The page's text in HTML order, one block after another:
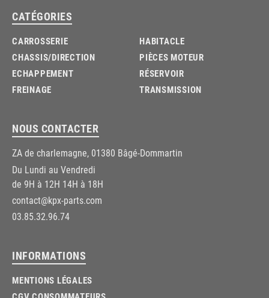
CATÉGORIES
CARROSSERIE
CHASSIS/DIRECTION
ECHAPPEMENT
FREINAGE
HABITACLE
PIÈCES MOTEUR
RÉSERVOIR
TRANSMISSION
NOUS CONTACTER
ZA de charlemagne, 01380 Bâgé-Dommartin
Du Lundi au Vendredi
de 9H à 12H 14H à 18H
contact@kpx-parts.com
03.85.32.96.74
INFORMATIONS
MENTIONS LÉGALES